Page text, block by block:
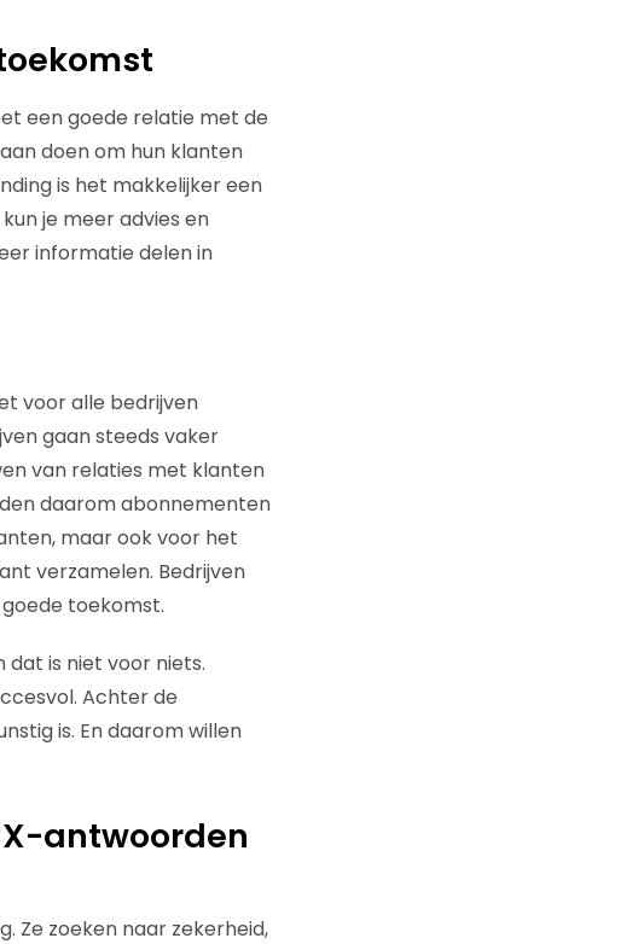
een goede relatie met de
doen om hun klanten
is het makkelijker een
je meer advies en
informatie delen in
voor alle bedrijven
gaan steeds vaker
van relaties met klanten
daarom abonnementen
maar ook voor het
verzamelen. Bedrijven
toekomst.
is niet voor niets.
Achter de
is. En daarom willen
antwoorden
Ze zoeken naar zekerheid,